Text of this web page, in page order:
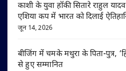
काशी के युवा हॉकी सितारे राहुल
एशिया कप में भारत को दिलाई
जून 14, 2026
बीजिंग में चमके मथुरा के पिता-पुत्र,
से हुए सम्मानित